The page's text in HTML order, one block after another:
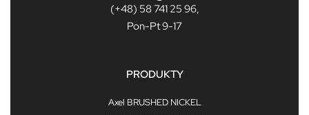
(+48) 58 741 25 96,
Pon-Pt 9-17
PRODUKTY
Axel BRUSHED NICKEL